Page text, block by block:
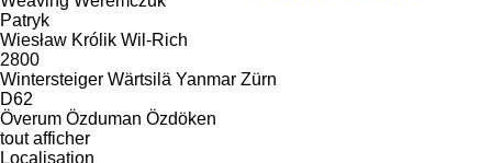
Patryk
Wiesław Królik Wil-Rich
2800
Wintersteiger Wärtsilä Yanmar Zürn
D62
Överum Özduman Özdöken
tout afficher
Localisation